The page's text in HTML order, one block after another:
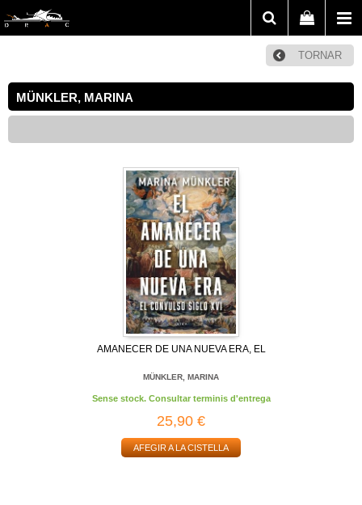
TORNAR
MÜNKLER, MARINA
AMANECER DE UNA NUEVA ERA, EL
MÜNKLER, MARINA
Sense stock. Consultar terminis d'entrega
25,90 €
AFEGIR A LA CISTELLA